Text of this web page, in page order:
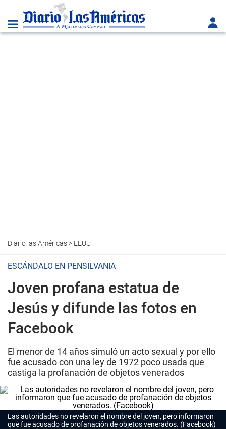
Diario las Américas> EEUU
ESCÁNDALO EN PENSILVANIA
Joven profana estatua de
Jesús y difunde las fotos en
Facebook
El menor de 14 años simuló un acto sexual y por ello
fue acusado con una ley de 1972 poco usada que
castiga la profanación de objetos venerados
Las autoridades no revelaron el nombre del joven, pero informaron
que fue acusado de profanación de objetos venerados. (Facebook)